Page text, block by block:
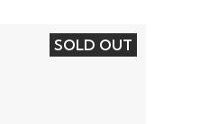
SOLD OUT